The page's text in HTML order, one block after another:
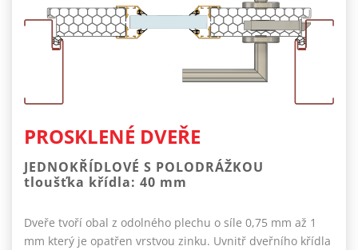
PROSKLENÉ DVEŘE
JEDNOKŘÍDLOVÉ S POLODRÁŽKOU
tloušťka křídla: 40 mm
Dveře tvoří obal z odolného plechu o síle 0,75 mm až 1
mm který je opatřen vrstvou zinku. Uvnitř dveřního křídla